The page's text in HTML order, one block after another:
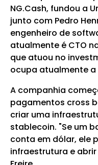
NG.Cash, fundou a
junto com Pedro
engenheiro de
atualmente é CTO
que atuou no
ocupa atualmente a
A companhia
pagamentos cross
criar uma
stablecoin. "Se um
conta em dólar, ele
infraestrutura e abrir